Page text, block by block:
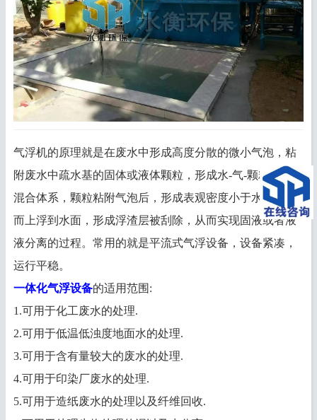
气浮机的原理就是在废水中形成高度分散的微小气泡，粘
附废水中疏水基的固体或液体颗粒，形成水-气-颗粒三相
混合体系，颗粒粘附气泡后，形成表观密度小于水的絮体
而上浮到水面，形成浮渣层被刮除，从而实现固液或者液
液分离的过程。常用的就是平流式气浮设备，设备紧凑，
运行平稳。
一体化气浮设备的适用范围:
1.可用于化工废水的处理.
2.可用于低温低浊度地面水的处理.
3.可用于含有量较大的废水的处理.
4.可用于印染厂废水的处理.
5.可用于造纸废水的处理以及纤维回收.